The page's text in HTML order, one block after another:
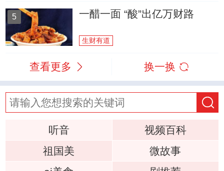
5 一醋一面 “酸”出亿万财路
生财有道
查看更多 换一换
听音
视频百科
祖国美
微故事